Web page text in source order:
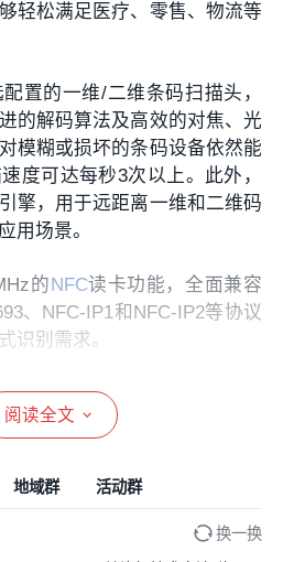
轻松满足医疗、零售、物流等
置的一维/二维条码扫描头，
的解码算法及高效的对焦、光
模糊或损坏的条码设备依然能
度可达每秒3次以上。此外，
擎，用于远距离一维和二维码
用场景。
的 NFC读卡功能，全面兼容
、NFC-IP1和NFC-IP2等协议
识别需求。
率与安全性，手持终端支持4G
Wi-Fi以及蓝牙
技术，启动迅速，定位精准，
环境中的使用表现。
阅读全文
地域群 活动群
换一换